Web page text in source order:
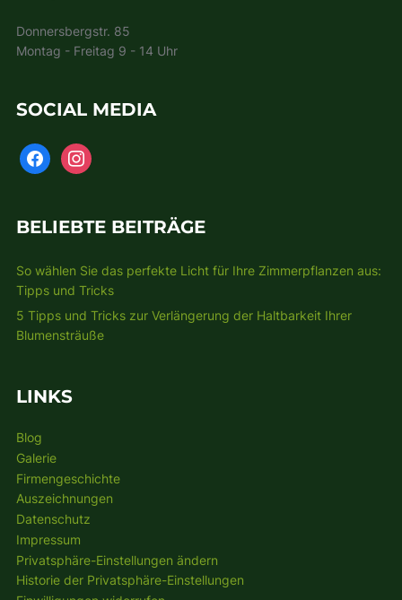
Donnersbergstr. 85
Montag - Freitag 9 - 14 Uhr
SOCIAL MEDIA
BELIEBTE BEITRÄGE
So wählen Sie das perfekte Licht für Ihre Zimmerpflanzen aus:
Tipps und Tricks
5 Tipps und Tricks zur Verlängerung der Haltbarkeit Ihrer
Blumensträuße
LINKS
Blog
Galerie
Firmengeschichte
Auszeichnungen
Datenschutz
Impressum
Privatsphäre-Einstellungen ändern
Historie der Privatsphäre-Einstellungen